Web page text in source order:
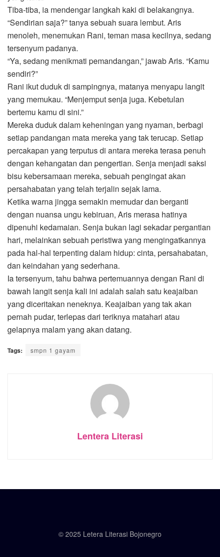
Tiba-tiba, ia mendengar langkah kaki di belakangnya.
“Sendirian saja?” tanya sebuah suara lembut. Aris
menoleh, menemukan Rani, teman masa kecilnya, sedang
tersenyum padanya.
“Ya, sedang menikmati pemandangan,” jawab Aris. “Kamu
sendiri?”
Rani ikut duduk di sampingnya, matanya menyapu langit
yang memukau. “Menjemput senja juga. Kebetulan
bertemu kamu di sini.”
Mereka duduk dalam keheningan yang nyaman, berbagi
setiap pandangan mata mereka yang tak terucap. Setiap
percakapan yang terputus di antara mereka terasa penuh
dengan kehangatan dan pengertian. Senja menjadi saksi
bisu kebersamaan mereka, sebuah pengingat akan
persahabatan yang telah terjalin sejak lama.
Ketika warna jingga semakin memudar dan berganti
dengan nuansa ungu kebiruan, Aris merasa hatinya
dipenuhi kedamaian. Senja bukan lagi sekadar pergantian
hari, melainkan sebuah peristiwa yang mengingatkannya
pada hal-hal terpenting dalam hidup: cinta, persahabatan,
dan keindahan yang sederhana.
Ia tersenyum, tahu bahwa pertemuannya dengan Rani di
bawah langit senja kali ini adalah salah satu keajaiban
yang diceritakan neneknya. Keajaiban yang tak akan
pernah pudar, terlepas dari teriknya matahari atau
gelapnya malam yang akan datang.
Tags: smpn 1 gayam
Lentera Literasi
© 2025 Letera Literasi Bojonegro